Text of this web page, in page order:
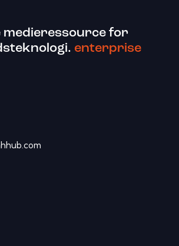
medieressource for
enterprise